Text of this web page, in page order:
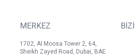
MERKEZ
1702, Al Moosa Tower 2, 64,
Sheikh Zayed Road, Dubai, BAE